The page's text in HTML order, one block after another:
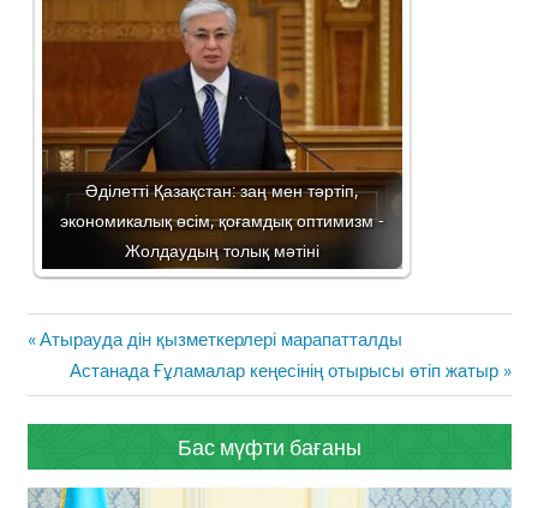
Әділетті Қазақстан: заң мен тәртіп,
экономикалық өсім, қоғамдық оптимизм -
Жолдаудың толық мәтіні
Жазба
навигациясы
Previous
Post:
Атырауда дін қызметкерлері марапатталды
Next
Post:
Астанада Ғұламалар кеңесінің отырысы өтіп жатыр
Бас мүфти бағаны